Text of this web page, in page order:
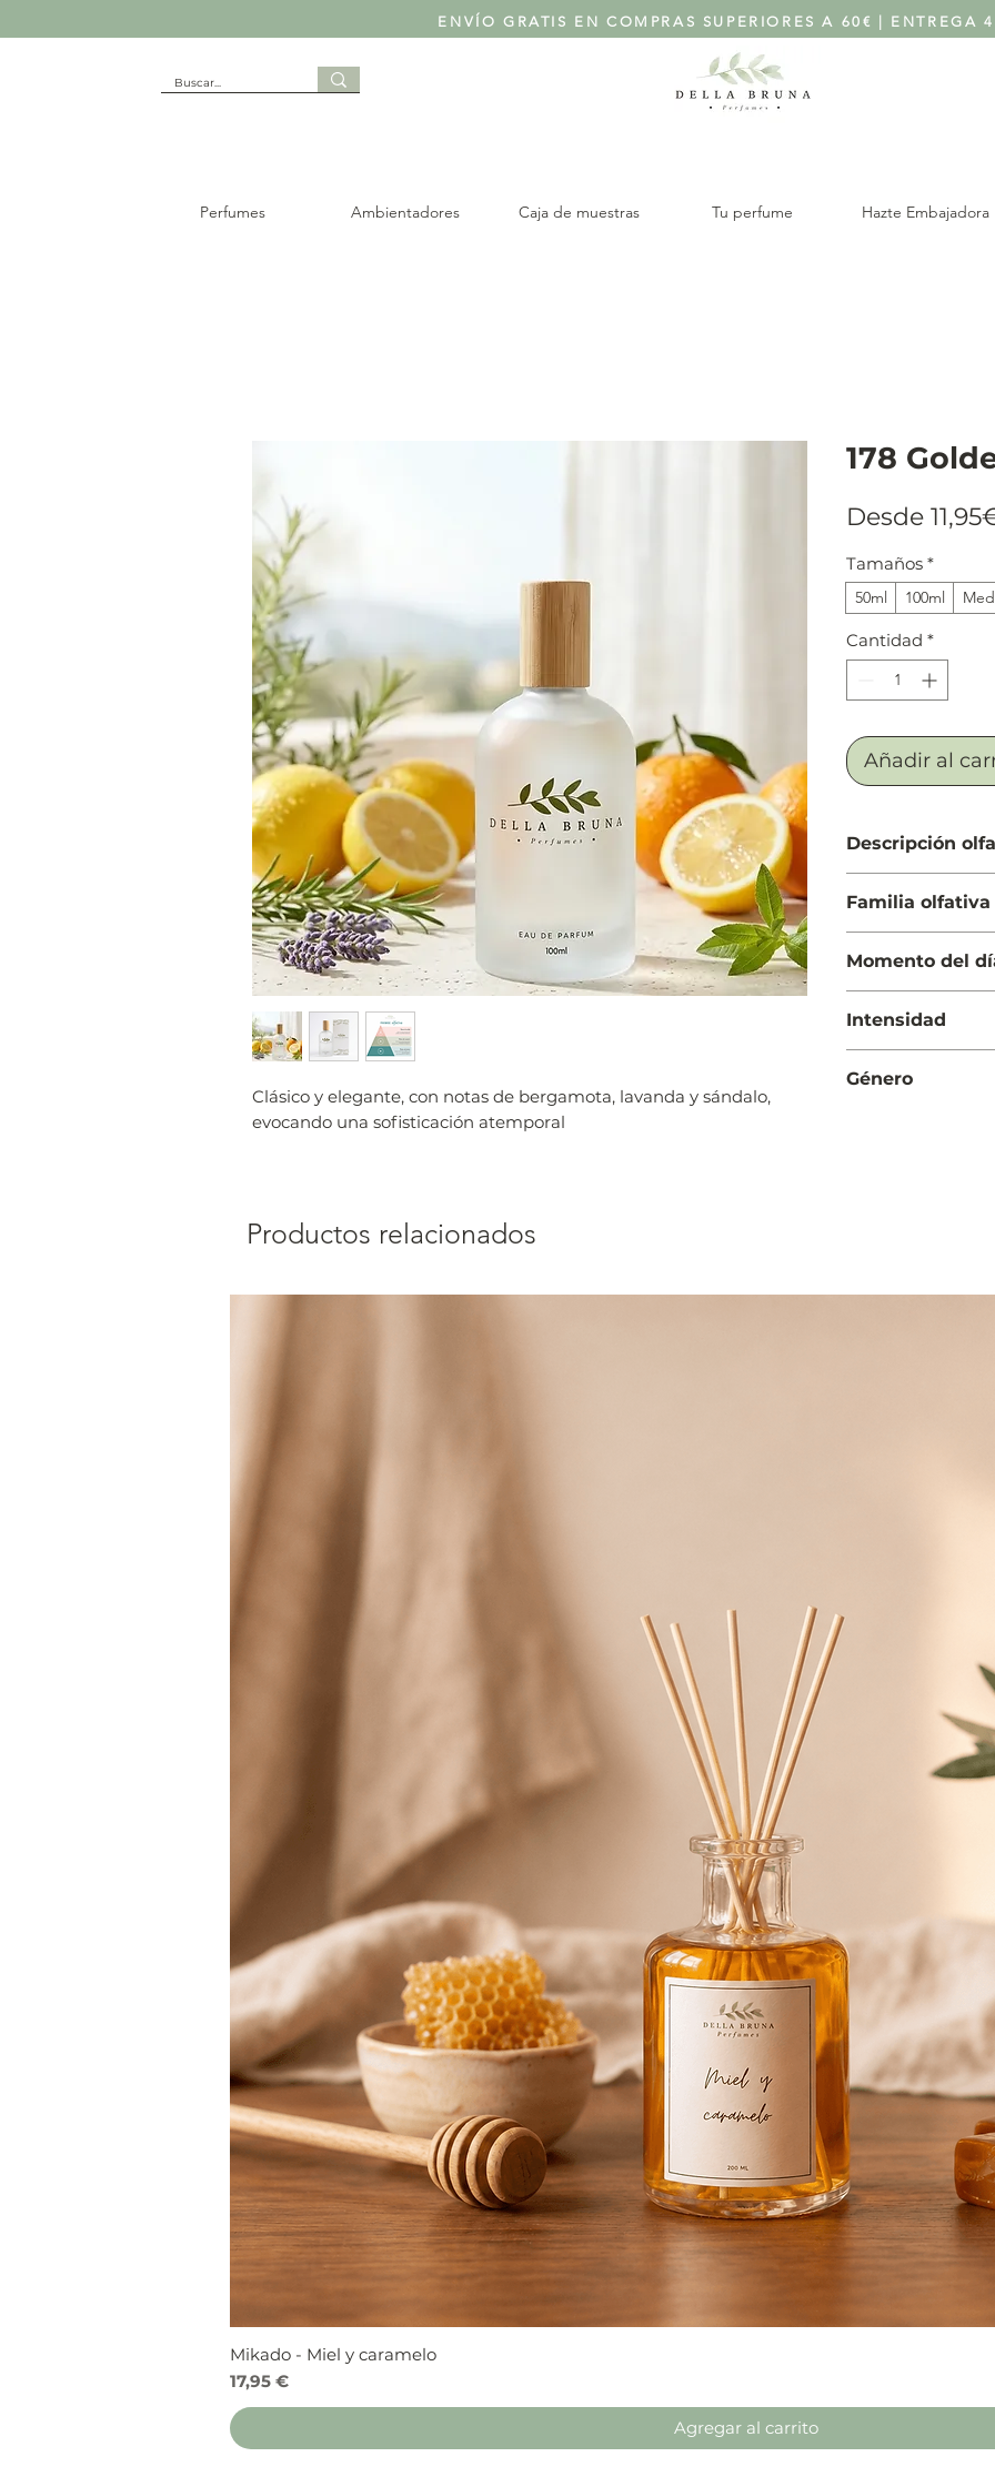
ENVÍO GRATIS EN COMPRAS SUPERIORES A 60€ | ENTREGA
Perfumes Ambientadores Caja de muestras Tu perfume Hazte Embajadora
Clásico y elegante, con notas de bergamota, lavanda y sándalo,
evocando una sofisticación atemporal
178
Desde
Tamaños *
50ml 100ml
Cantidad *
Añadir al
Descripción
Cuerpo: Almizcle
Fondo: Vetiver,
Familia olfativa
Momento del
Intensidad
Género
Productos relacionados
Mikado - Miel y caramelo
Precio
17,95 €
Agregar al carrito